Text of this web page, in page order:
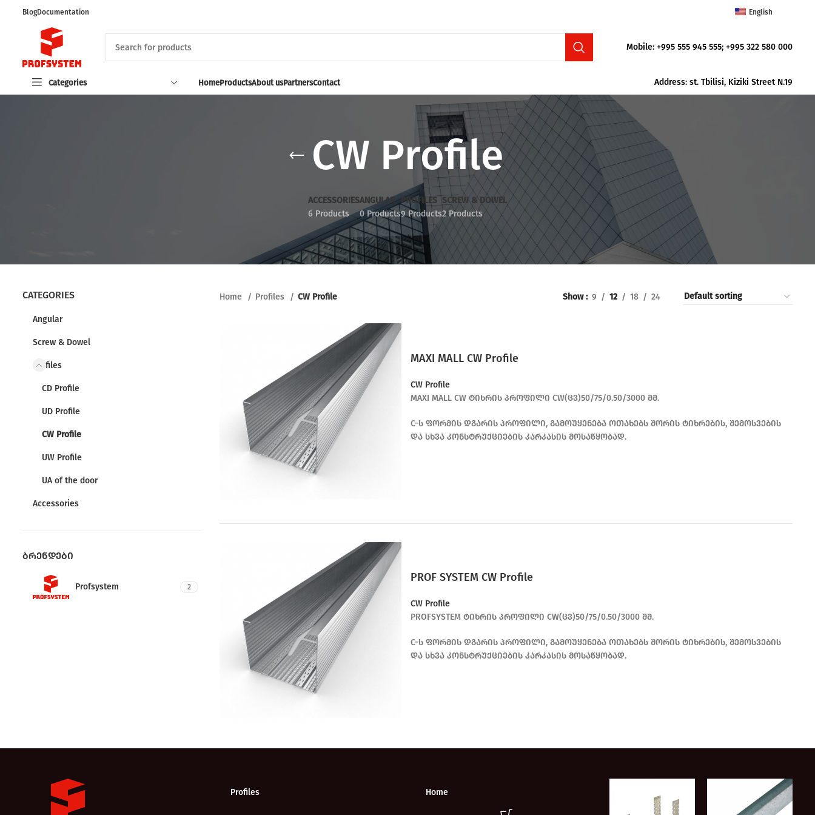
BlogDocumentation English
Mobile: +995 555 945 555; +995 322 580 000
Categories HomeProductsAbout usPartnersContact Address: st. Tbilisi, Kiziki Street N.19
CW Profile
ACCESSORIES
6 Products
ANGULAR
0 Products
PROFILES
9 Products
SCREW & DOWEL
2 Products
CATEGORIES
Angular
Screw & Dowel
Profiles
CD Profile
UD Profile
CW Profile
UW Profile
UA of the door
Accessories
ᲑᲠᲔᲜᲓᲔᲑᲘ
Profsystem 2
Home Profiles CW Profile Show 9 12 18 24
MAXI MALL CW Profile
CW Profile
MAXI MALL CW ტიხრის პროფილი CW(ცვ)50/75/0.50/3000 მმ.
C-ს ფორმის დგარის პროფილი, გამოუყენება ოთახებს შორის ტიხრების, შემოსვების
და სხვა კონსტრუქციების კარკასის მოსაწყობად.
PROF SYSTEM CW Profile
CW Profile
PROFSYSTEM ტიხრის პროფილი CW(ცვ)50/75/0.50/3000 მმ.
C-ს ფორმის დგარის პროფილი, გამოუყენება ოთახებს შორის ტიხრების, შემოსვების
და სხვა კონსტრუქციების კარკასის მოსაწყობად.
Profiles Home